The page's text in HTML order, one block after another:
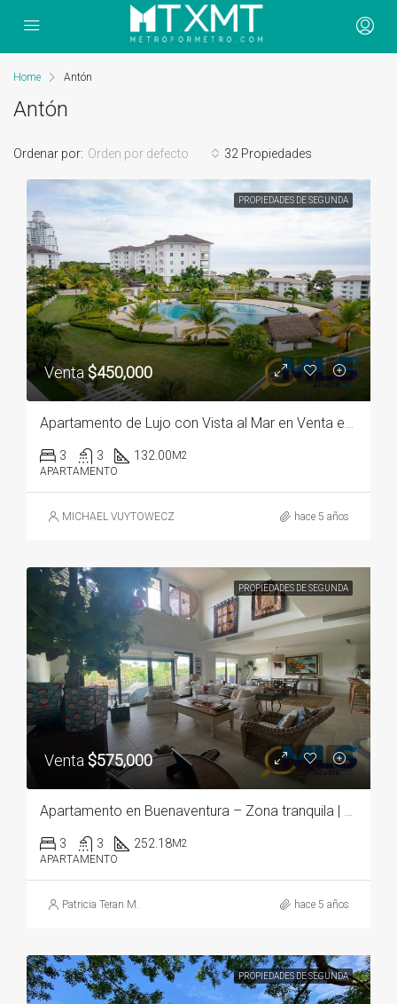
Home Antón
Antón
32 Propiedades
Ordenar por: Orden por defecto
PROPIEDADES DE SEGUNDA
Venta$450,000
Apartamento de Lujo con Vista al Mar en Venta en Bijao Quarry Heights
3 3 132.00M2
APARTAMENTO
MICHAEL VUYTOWECZ hace 5 años
PROPIEDADES DE SEGUNDA
Venta $575,000
Apartamento en Buenaventura – Zona tranquila | 3 Recámaras
3 3 252.18M2
APARTAMENTO
Patricia Teran M. hace 5 años
PROPIEDADES DE SEGUNDA